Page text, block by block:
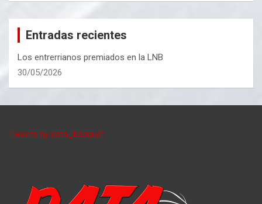
Entradas recientes
Los entrerrianos premiados en la LNB
30/05/2026
Tweets by data_basquet